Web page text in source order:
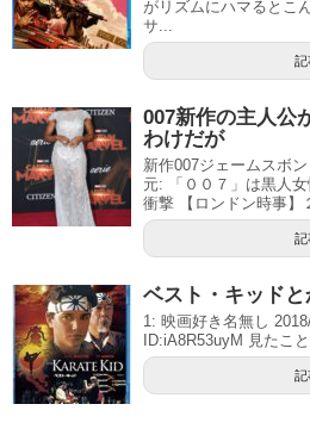
がリズムにハマるとこ
サ...
記
007新作の主人公
わけだが
新作007ジェームスボ
元: 「００７」は黒人
衝撃 【ロンドン時事】
記
ベスト・キッド
1: 映画好き名無し
ID:iA8R53uyM 見たこ
記